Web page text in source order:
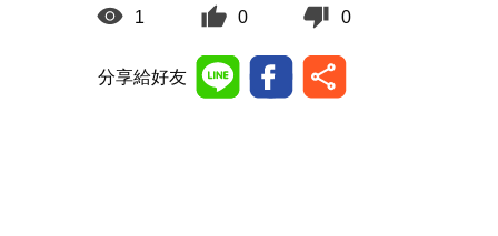
1 0 0
分享給好友